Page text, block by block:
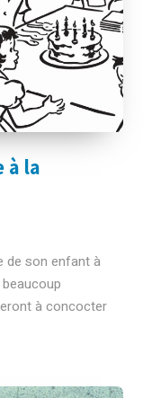
à la
de son enfant à
à concocter